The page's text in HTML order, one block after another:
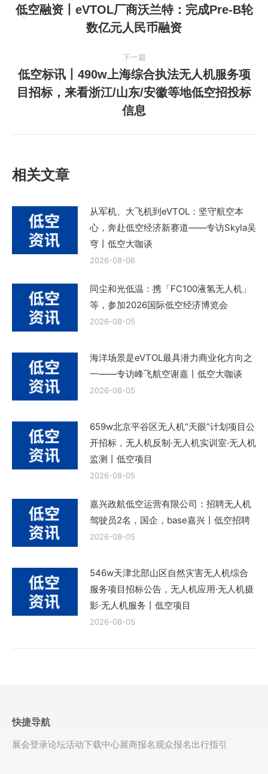
章
航
上
一
篇
文
章：
低空融资丨eVTOL厂商沃兰特：完成Pre-B轮
数亿元人民币融资
下一篇
下
一
低空标讯丨490w上海综合执法无人机服务项
目招标，来看浙江/山东/安徽等地低空招投标
信息
相关文章
从军机、大飞机到eVTOL：坚守航空本
心，奔赴低空经济新赛道——专访Skyla吴
穹丨低空大咖谈
2026-08-06
同尘和光低温：携「FC100液氢无人机」
等，参加2026国际低空经济博览会
2026-08-05
海洋场景是eVTOL最具潜力商业化方向之
一——专访峰飞航空谢嘉丨低空大咖谈
2026-08-05
659w北京平谷区无人机“天眼”计划项目公
开招标，无人机反制·无人机实训室·无人机
监测丨低空项目
2026-08-05
嘉兴政航低空运营有限公司：招聘无人机
驾驶员2名，国企，base嘉兴丨低空招聘
2026-08-05
546w天津北部山区自然灾害无人机综合
服务项目招标公告，无人机应用·无人机摄
影·无人机服务丨低空项目
2026-08-05
快捷导航
展会登录论坛活动下载中心展商报名观众报名出行指引